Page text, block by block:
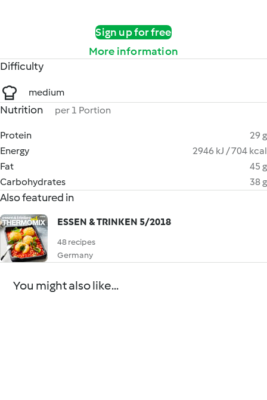
Sign up for free
More information
Difficulty
medium
Nutrition per 1 Portion
Protein
29 g
Energy
2946 kJ / 704 kcal
Fat
45 g
Carbohydrates
38 g
Also featured in
ESSEN & TRINKEN 5/2018
48 recipes
Germany
You might also like...